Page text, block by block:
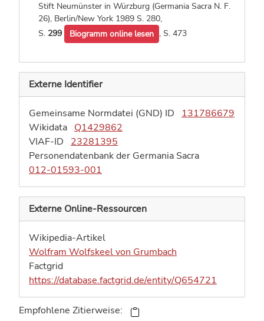
Stift Neumünster in Würzburg (Germania Sacra N. F.
26), Berlin/New York 1989 S. 280,
S. 299 Biogramm online lesen , S. 473
Externe Identifier
Gemeinsame Normdatei (GND) ID
131786679
Wikidata Q1429862
VIAF-ID
23281395
Personendatenbank der Germania Sacra
012-01593-001
Externe Online-Ressourcen
Wikipedia-Artikel
Wolfram Wolfskeel von Grumbach
Factgrid
https://database.factgrid.de/entity/Q654721
Empfohlene Zitierweise: